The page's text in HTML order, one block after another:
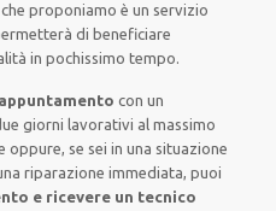
che proponiamo èun servizio
di beneficiare
in pochissimo tempo.
con un
giorni lavorativi al massimo
oppure, se sei in una situazione
riparazione immediata, puoi
e ricevere un tecnico